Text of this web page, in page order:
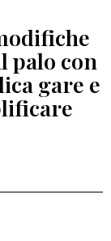
palo con
gare e